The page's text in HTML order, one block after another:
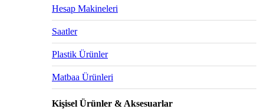
Hesap Makineleri
Saatler
Plastik Ürünler
Matbaa Ürünleri
Kişisel Ürünler & Aksesuarlar